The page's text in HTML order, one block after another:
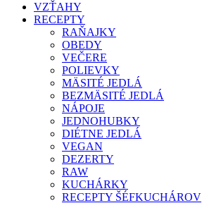
VZŤAHY
RECEPTY
RAŇAJKY
OBEDY
VEČERE
POLIEVKY
MÄSITÉ JEDLÁ
BEZMÄSITÉ JEDLÁ
NÁPOJE
JEDNOHUBKY
DIÉTNE JEDLÁ
VEGAN
DEZERTY
RAW
KUCHÁRKY
RECEPTY ŠÉFKUCHÁROV